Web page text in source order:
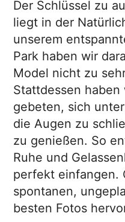
Der Schlüssel zu
liegt in der
unserem
Park haben wir
Model nicht zu
Stattdessen
gebeten, sich
die Augen zu
zu genießen. So
Ruhe und
perfekt einfangen.
spontanen,
besten Fotos